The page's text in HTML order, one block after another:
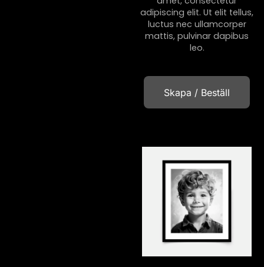
adipiscing elit. Ut elit tellus,
luctus nec ullamcorper
mattis, pulvinar dapibus
leo.
Skapa / Beställ